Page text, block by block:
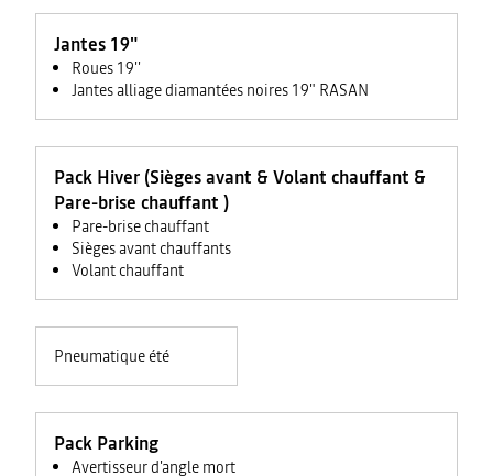
Jantes 19"
Roues 19''
Jantes alliage diamantées noires 19" RASAN
Pack Hiver (Sièges avant & Volant chauffant &
Pare-brise chauffant )
Pare-brise chauffant
Sièges avant chauffants
Volant chauffant
Pneumatique été
Pack Parking
Avertisseur d'angle mort